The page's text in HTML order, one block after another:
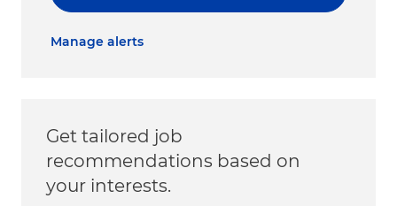
Manage alerts
Get tailored job
recommendations based on
your interests.